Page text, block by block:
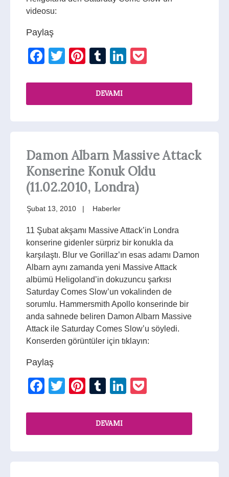
videosu:
Paylaş
Facebook
TwitterPinterest
TumblrLinkedIn
DEVAMI
Damon Albarn Massive Attack
Konserine Konuk Oldu
(11.02.2010, Londra)
Şubat 13, 2010 Haberler
11 Şubat akşamı Massive Attack’in Londra
konserine gidenler sürpriz bir konukla da
karşılaştı. Blur ve Gorillaz’ın esas adamı Damon
Albarn aynı zamanda yeni Massive Attack
albümü Heligoland’in dokuzuncu şarkısı
Saturday Comes Slow’un vokalinden de
sorumlu. Hammersmith Apollo konserinde bir
anda sahnede beliren Damon Albarn Massive
Attack ile Saturday Comes Slow’u söyledi.
Konserden görüntüler için tıklayın:
Paylaş
Facebook
TwitterPinterest
TumblrLinkedIn
DEVAMI